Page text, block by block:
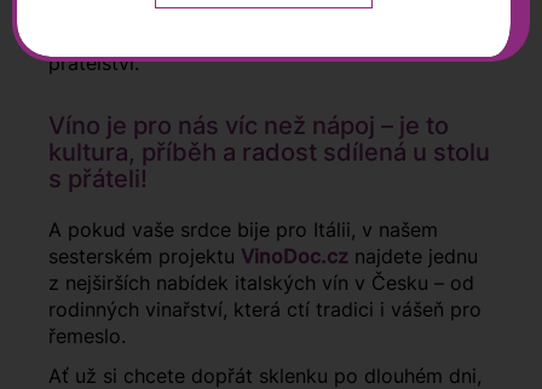
pečlivě ochutnáváme a vybíráme osobně, často
přátelství.
Víno je pro nás víc než nápoj – je to
kultura, příběh a radost sdílená u stolu
s přáteli!
A pokud vaše srdce bije pro Itálii, v našem
sesterském projektu VinoDoc.cz najdete jednu
z nejširších nabídek italských vín v Česku – od
rodinných vinařství, která ctí tradici i vášeň pro
řemeslo.
Ať už si chcete dopřát sklenku po dlouhém dni,